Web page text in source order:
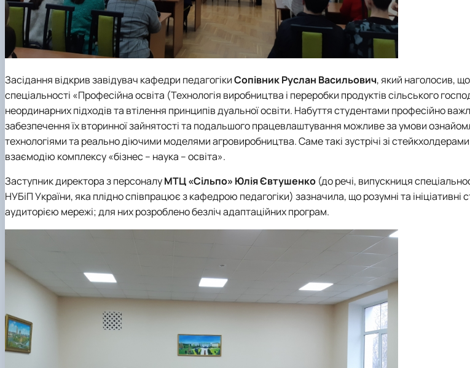
Засідання відкрив завідувач кафедри педагогікиСопівник Руслан Васильович, який наголосив,
спеціальності «Професійна освіта (Технологія виробництва і переробки продуктів сільського
неординарних підходів та втілення принципів дуальної освіти. Набуття студентами професійно
забезпечення їх вторинної зайнятості та подальшого працевлаштування можливе за умови
технологіями та реально діючими моделями агровиробництва. Саме такі зустрічі зі
взаємодію комплексу «бізнес – наука – освіта».
Заступник директора з персоналуМТЦ «Сільпо» Юлія Євтушенко (до речі, випускниця
НУБіП України, яка плідно співпрацює з кафедрою педагогіки) зазначила, що розумні та ініціативні
аудиторією мережі; для них розроблено безліч адаптаційних програм.